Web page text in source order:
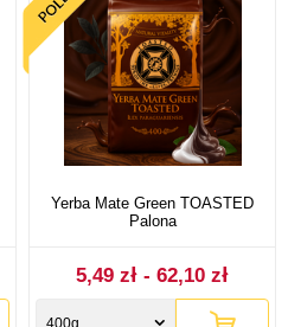
Yerba Mate Green TOASTED
Palona
5,49 zł - 62,10 zł
400g